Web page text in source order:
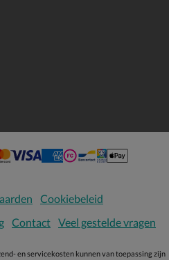
Cookiebeleid
Contact Veel gestelde vragen
en servicekosten kunnen van toepassing zijn